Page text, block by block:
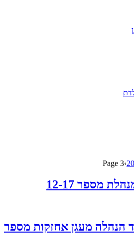
›
Page 3
מספר 12-17
הנהלה מעגן אחזקות מספר